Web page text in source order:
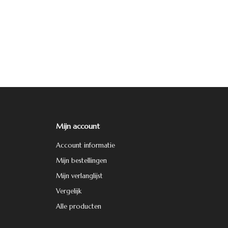
Mijn account
Account informatie
Mijn bestellingen
Mijn verlanglijst
Vergelijk
Alle producten